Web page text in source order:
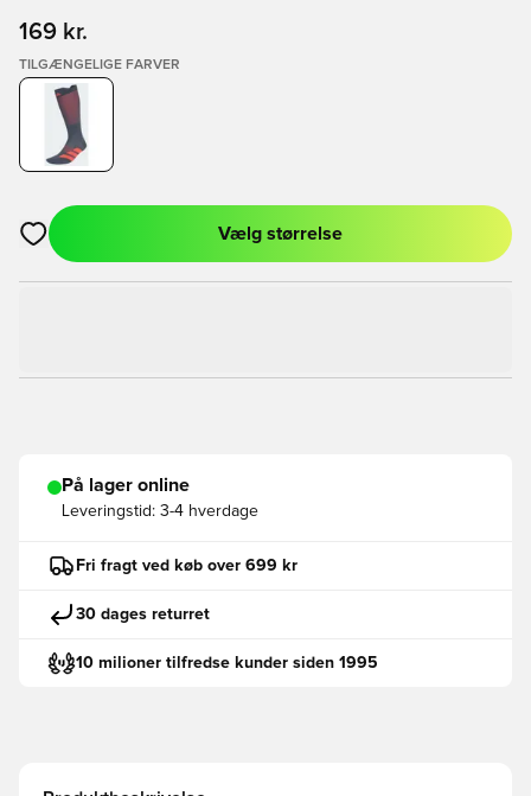
169 kr.
TILGÆNGELIGE FARVER
Åbner en Modal til at logge ind eller tilmelde dig som medlem
Vælg størrelse
På lager online
Leveringstid: 3-4 hverdage
Fri fragt ved køb over 699 kr
30 dages returret
10 milioner tilfredse kunder siden 1995